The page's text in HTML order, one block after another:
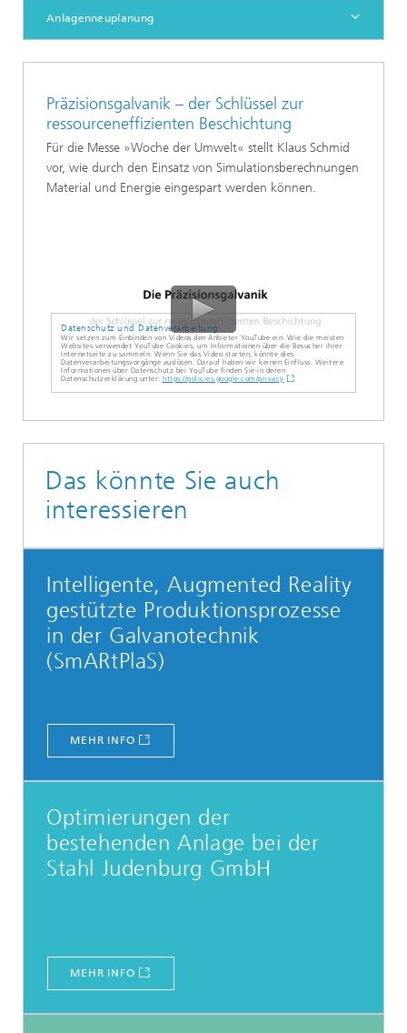
Anlagenneuplanung
Präzisionsgalvanik – der Schlüssel zur
ressourceneffizienten Beschichtung
Für die Messe »Woche der Umwelt« stellt Klaus Schmid
vor, wie durch den Einsatz von Simulationsberechnungen
Material und Energie eingespart werden können.
Datenschutz und Datenverarbeitung
Wir setzen zum Einbinden von Videos den Anbieter YouTube ein. Wie die meisten
Websites verwendet YouTube Cookies, um Informationen über die Besucher ihrer
Internetseite zu sammeln. Wenn Sie das Video starten, könnte dies
Datenverarbeitungsvorgänge auslösen. Darauf haben wir keinen Einfluss. Weitere
Informationen über Datenschutz bei YouTube finden Sie in deren
Datenschutzerklärung unter: https://policies.google.com/privacy
Das könnte Sie auch
interessieren
Intelligente, Augmented Reality
gestützte Produktionsprozesse
in der Galvanotechnik
(SmARtPlaS)
MEHR INFO
Optimierungen der
bestehenden Anlage bei der
Stahl Judenburg GmbH
MEHR INFO